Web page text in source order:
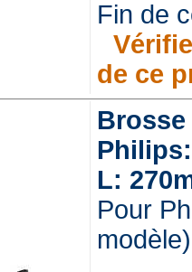
Fin de
de ce
L:
Pour
modèle)